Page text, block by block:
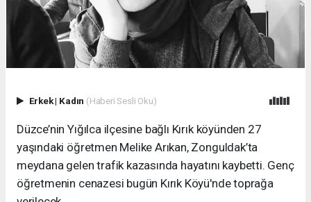
Erkek| Kadın (Haberi Sesli Oku)
Düzce’nin Yığılca ilçesine bağlı Kırık köyünden 27
yaşındaki öğretmen Melike Arıkan, Zonguldak’ta
meydana gelen trafik kazasında hayatını kaybetti. Genç
öğretmenin cenazesi bugün Kırık Köyü'nde toprağa